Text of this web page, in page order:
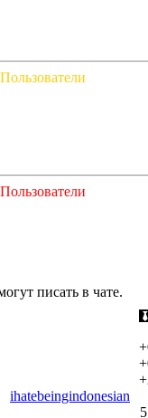
писать в чате.
ihatebeingindonesian